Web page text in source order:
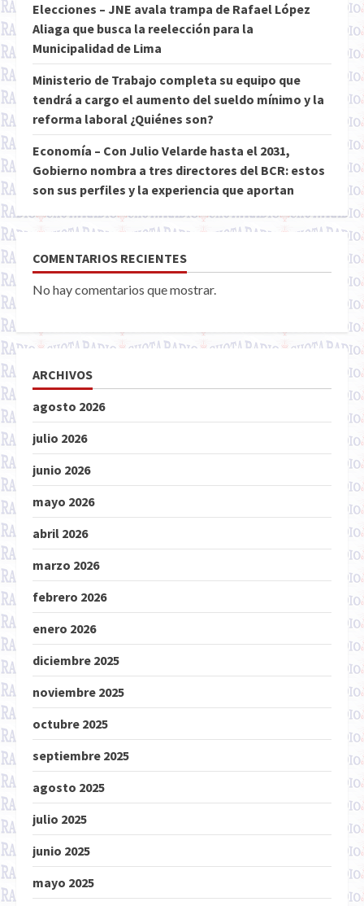
Elecciones – JNE avala trampa de Rafael López
Aliaga que busca la reelección para la
Municipalidad de Lima
Ministerio de Trabajo completa su equipo que
tendrá a cargo el aumento del sueldo mínimo y la
reforma laboral ¿Quiénes son?
Economía – Con Julio Velarde hasta el 2031,
Gobierno nombra a tres directores del BCR: estos
son sus perfiles y la experiencia que aportan
COMENTARIOS RECIENTES
No hay comentarios que mostrar.
ARCHIVOS
agosto 2026
julio 2026
junio 2026
mayo 2026
abril 2026
marzo 2026
febrero 2026
enero 2026
diciembre 2025
noviembre 2025
octubre 2025
septiembre 2025
agosto 2025
julio 2025
junio 2025
mayo 2025